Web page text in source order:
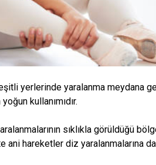
yerlerinde yaralanma meydana
kullanımıdır.
sıklıkla görüldüğü
ani hareketler diz yaralanmalarına